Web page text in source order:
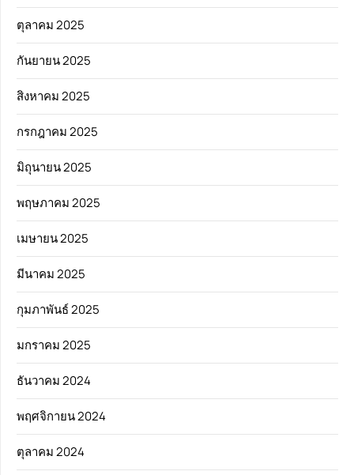
ตุลาคม 2025
กันยายน 2025
สิงหาคม 2025
กรกฎาคม 2025
มิถุนายน 2025
พฤษภาคม 2025
เมษายน 2025
มีนาคม 2025
กุมภาพันธ์ 2025
มกราคม 2025
ธันวาคม 2024
พฤศจิกายน 2024
ตุลาคม 2024